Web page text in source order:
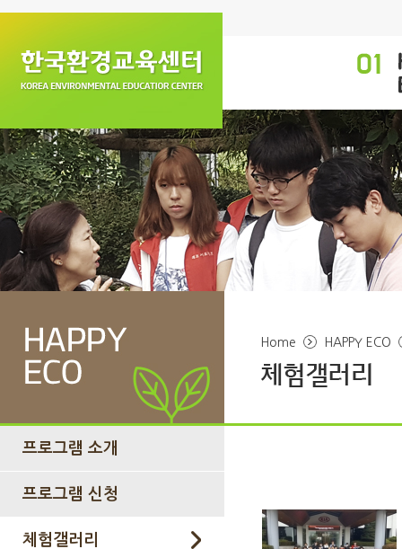
프로그램 소개
프로그램 신청
체험갤러리
Home HAPPY ECO